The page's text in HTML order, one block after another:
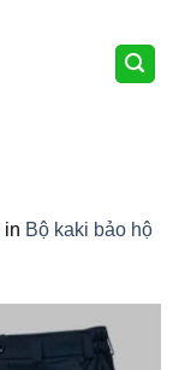
in Bộ kaki bảo hộ